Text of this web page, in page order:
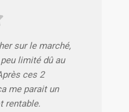
sur le marché,
limité dû au
ces 2
me parait un
rentable.